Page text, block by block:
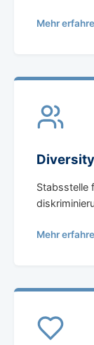
Mehr
Diversity
Stabsstelle
Mehr